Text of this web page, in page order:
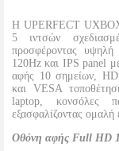
Η UPERFECT
5 ιντσών
προσφέροντας
120Hz και IPS panel
αφής 10 σημείων,
και VESA
laptop, κονσόλες
εξασφαλίζοντας ομαλή
Οθόνη αφής Full HD